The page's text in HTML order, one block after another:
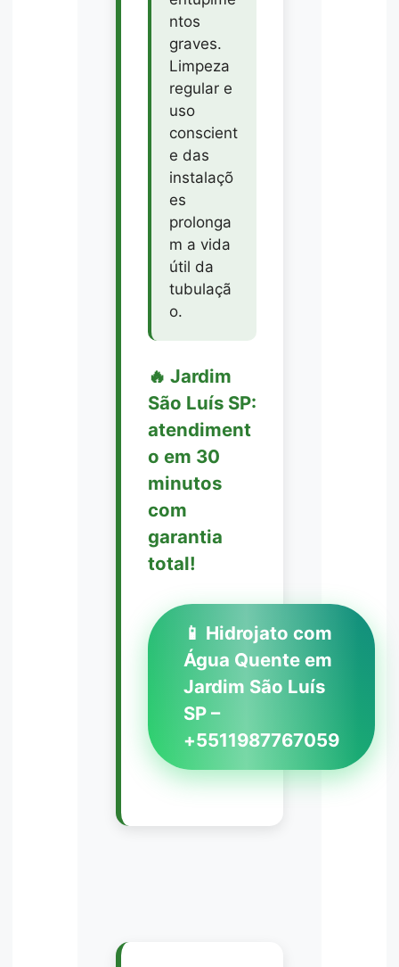
ntos
graves.
Limpeza
regular e
uso
conscient
e das
instalaçõ
es
prolonga
m a vida
útil da
tubulaçã
o.
🔥 Jardim
São Luís SP:
atendiment
o em 30
minutos
com
garantia
total!
📱 Hidrojato com
Água Quente em
Jardim São Luís
SP –
+5511987767059